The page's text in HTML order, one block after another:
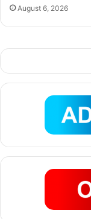
August 6, 2026